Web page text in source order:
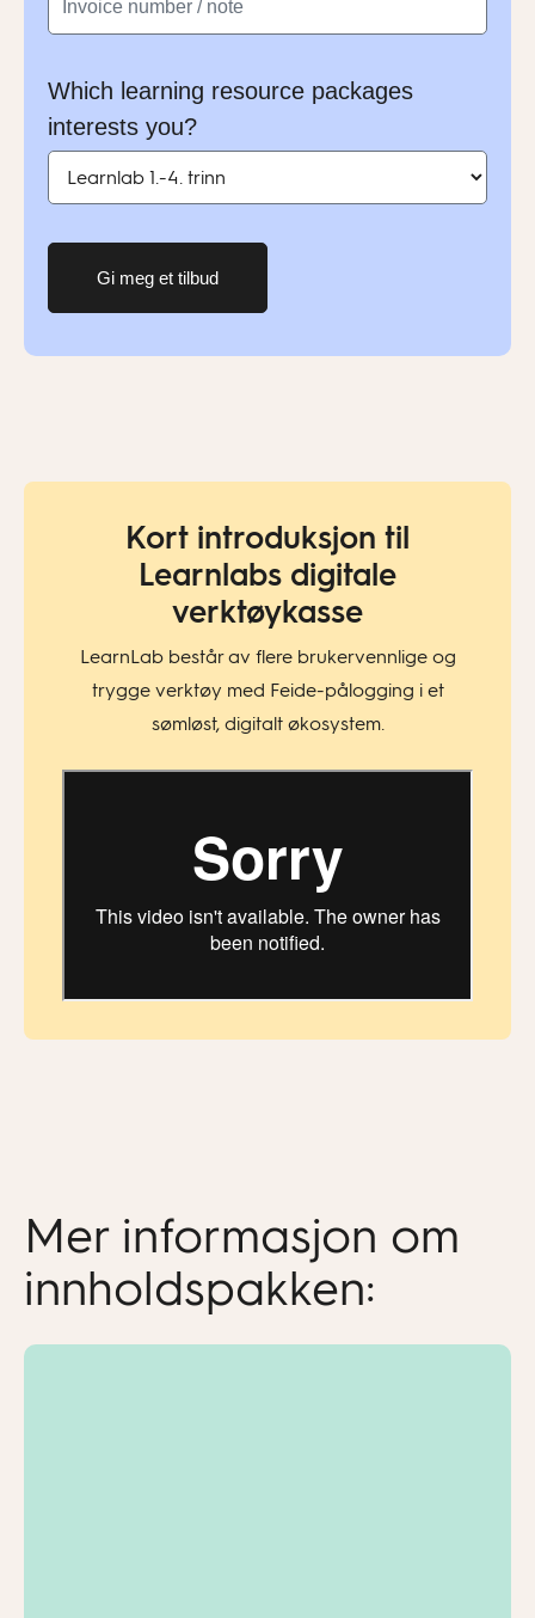
Which learning resource packages
interests you?
Gi meg et tilbud
Kort introduksjon til
Learnlabs digitale
verktøykasse
LearnLab består av flere brukervennlige og
trygge verktøy med Feide-pålogging i et
sømløst, digitalt økosystem.
Mer informasjon om
innholdspakken: